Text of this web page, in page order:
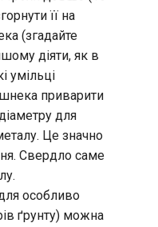
її на
(згадайте
діяти, як в
умільці
приварити
для
Це значно
Свердло саме
особливо
ґрунту) можна